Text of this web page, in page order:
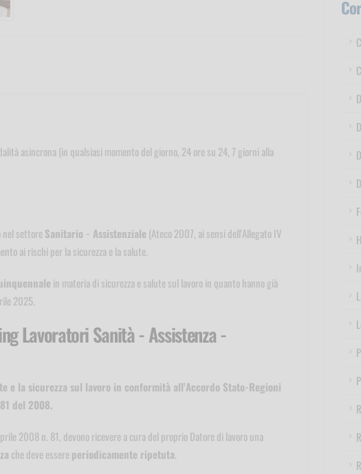
asincrona (in qualsiasi momento del giorno, 24 ore su 24, 7 giorni alla
nel settore Sanitario - Assistenziale (Ateco 2007, ai sensi dell'Allegato IV
ai rischi per la sicurezza e la salute.
in materia di sicurezza e salute sul lavoro in quanto hanno già
2025.
Lavoratori Sanità - Assistenza -
e la sicurezza sul lavoro in conformità all'Accordo Stato-Regioni
del 2008.
2008 n. 81, devono ricevere a cura del proprio Datore di lavoro una
che deve essere periodicamente ripetuta.